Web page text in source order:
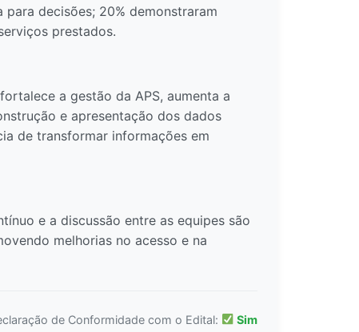
decisões; 20% demonstraram
prestados.
a gestão da APS, aumenta a
e apresentação dos dados
de transformar informações em
e a discussão entre as equipes são
melhorias no acesso e na
de Conformidade com o Edital:
Sim